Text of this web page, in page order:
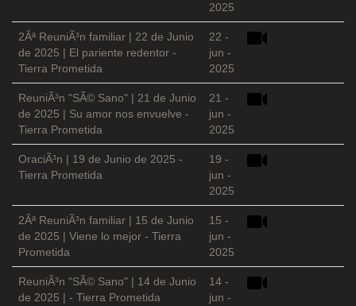
2025
2Âª ReuniÃ³n familiar | 22 de Junio
de 2025 | El pariente redentor -
Tierra Prometida
22 -
jun -
2025
ReuniÃ³n "SÃ© Sano" | 21 de Junio
de 2025 | Su amor nos envuelve -
Tierra Prometida
21 -
jun -
2025
OraciÃ³n | 19 de Junio de 2025 -
Tierra Prometida
19 -
jun -
2025
2Âª ReuniÃ³n familiar | 15 de Junio
de 2025 | Viene lo mejor - Tierra
Prometida
15 -
jun -
2025
ReuniÃ³n "SÃ© Sano" | 14 de Junio
de 2025 | - Tierra Prometida
14 -
jun -